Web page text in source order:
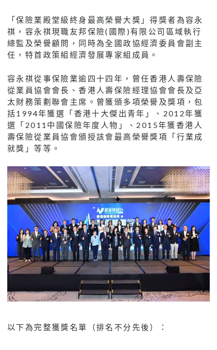
「保險業殿堂級終身最高榮譽大獎」得獎者為容永
祺，容永祺現職友邦保險(國際)有限公司區域執行
總監及榮譽顧問，同時為全國政協經濟委員會副主
任，特首政策組經濟發展專家組成員。
容永祺從事保險業逾四十四年，曾任香港人壽保險
從業員協會會長、香港人壽保險經理協會會長及亞
太財務策劃聯會主席。曾獲頒多項榮譽及獎項，包
括1994年獲選「香港十大傑出青年」、2012年獲
選「2011中國保險年度人物」、2015年獲香港人
壽保險從業員協會頒授該會最高榮譽獎項「行業成
就獎」等等。
以下為完整獲獎名單（排名不分先後）：